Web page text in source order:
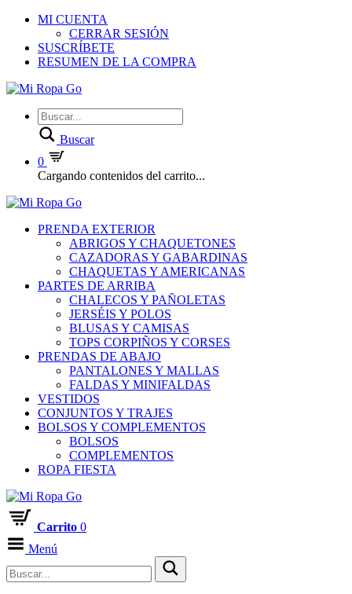
MI CUENTA
CERRAR SESIÓN
SUSCRÍBETE
RESUMEN DE LA COMPRA
Buscar
0
Cargando contenidos del carrito...
PRENDA EXTERIOR
ABRIGOS Y CHAQUETONES
CAZADORAS Y GABARDINAS
CHAQUETAS Y AMERICANAS
PARTES DE ARRIBA
CHALECOS Y PAÑOLETAS
JERSÉIS Y POLOS
BLUSAS Y CAMISAS
TOPS CORPIÑOS Y CORSES
PRENDAS DE ABAJO
PANTALONES Y MALLAS
FALDAS Y MINIFALDAS
VESTIDOS
CONJUNTOS Y TRAJES
BOLSOS Y COMPLEMENTOS
BOLSOS
COMPLEMENTOS
ROPA FIESTA
Carrito 0
Menú